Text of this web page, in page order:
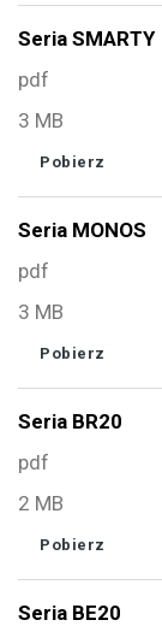
Seria SMARTY
pdf
3 MB
Pobierz
Seria MONOS
pdf
3 MB
Pobierz
Seria BR20
pdf
2 MB
Pobierz
Seria BE20